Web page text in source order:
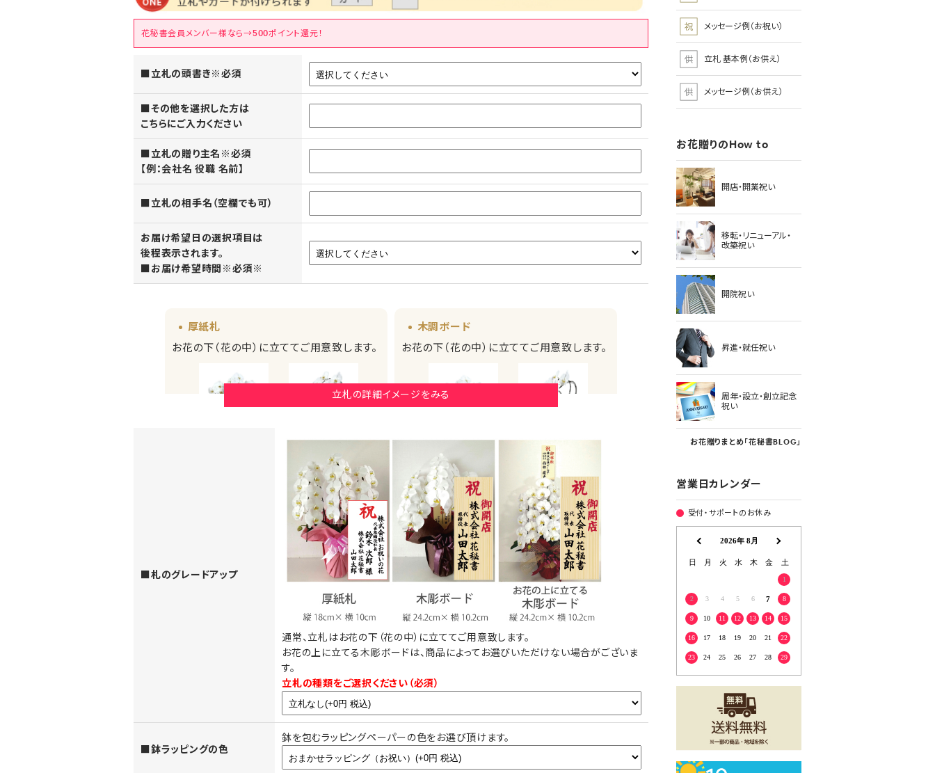
花秘書会員メンバー様なら→500ポイント還元！
■立札の頭書き※必須
■その他を選択した方は
こちらにご入力ください
■立札の贈り主名※必須
【例：会社名 役職 名前】
■立札の相手名（空欄でも可）
お届け希望日の選択項目は
後程表示されます。
■お届け希望時間※必須※
厚紙札
お花の下（花の中）に立ててご用意致します。
厚紙札
（横からみたイメージ）
木調ボード
お花の下（花の中）に立ててご用意致します。
木調ボード
（正面からみたイメージ）
木調ボード
（横からみたイメージ）
お花の上に立てる木彫ボード
商品によってお選びいただけない場合がござ
お花の上に立てる木調ボード
（正面からみたイメージ）
画像はイメージです。（こちらの商品は3本立ち30
輪の胡蝶蘭です。）
実際にご注文いただくお花の規格により、立札の
見え方が異なりますこと予めご了承ください。
発送のご案内時に配信される画像は、お花をメイ
ンに正面から撮影した画像の配信となります。
お花の下（花の中）に立てた場合は立札内容が見
えにくい場合もございます。
尚、実際の胡蝶蘭はアーチ状になっておりますの
立札の詳細イメージをみる
■札のグレードアップ
通常、立札はお花の下（花の中）に立ててご用意致します。
お花の上に立てる木彫ボードは、商品によってお選びいただけない場合がございま
す。
立札の種類をご選択ください（必須）
■鉢ラッピングの色
鉢を包むラッピングペーパーの色をお選び頂けます。
メッセージ例（お祝い）
立札 基本例（お供え）
メッセージ例（お供え）
お花贈りのHow to
開店・開業祝い
移転・リニューアル・
改築祝い
開院祝い
昇進・就任祝い
周年・設立・創立記念
祝い
お花贈りまとめ「花秘書BLOG」
営業日カレンダー
受付・サポートのお休み